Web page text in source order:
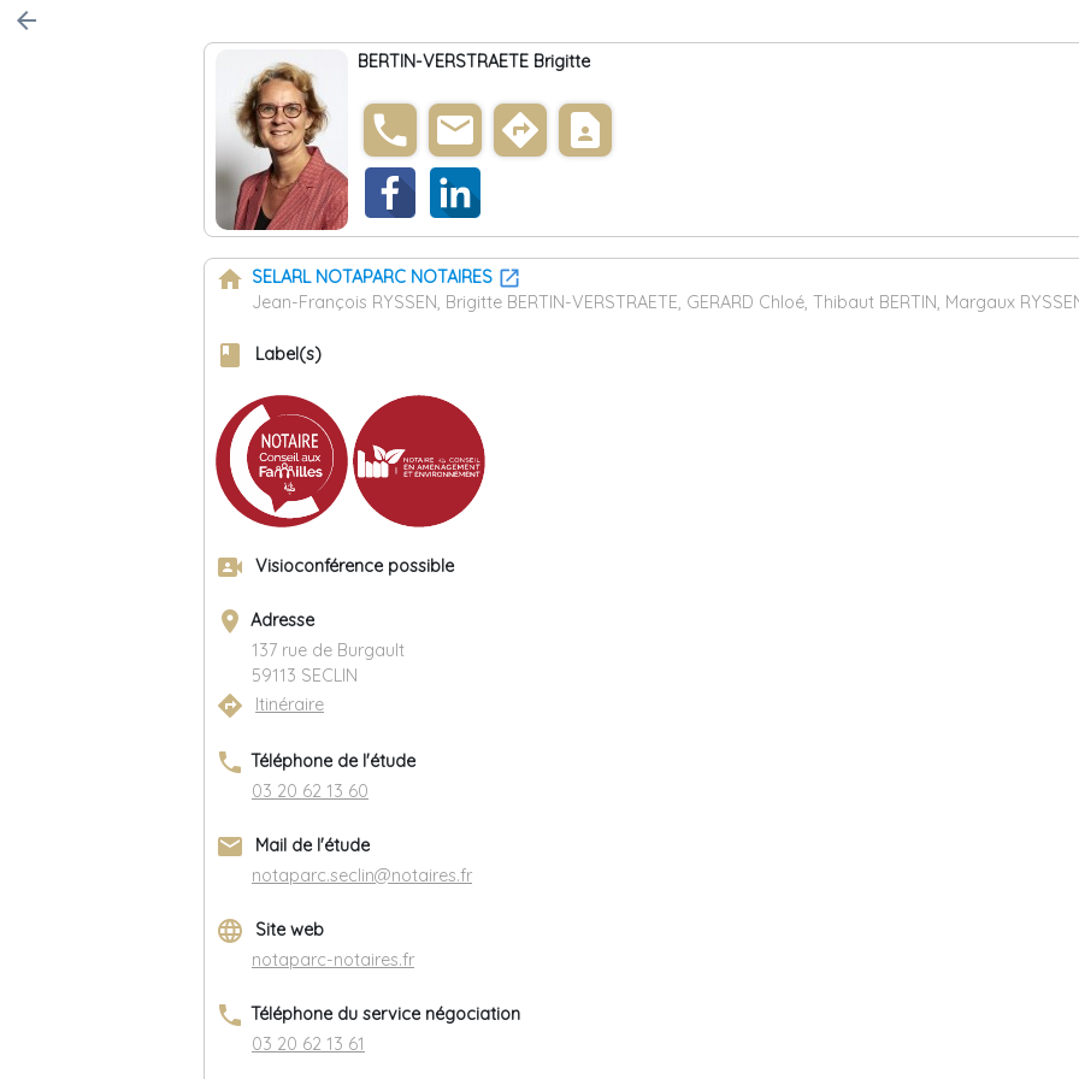
arrow_back
BERTIN-VERSTRAETE Brigitte
phone email directions contact_page
home SELARL NOTAPARC NOTAIRES
Jean-François RYSSEN, Brigitte BERTIN-VERSTRAETE, GERARD Chloé, Thibaut BERTIN, Margaux
book Label(s)
video_camera_front Visioconférence possible
place Adresse
137 rue de Burgault
59113 SECLIN
directions Itinéraire
phone Téléphone de l'étude
03 20 62 13 60
email
Mail de l'étude
notaparc.seclin@notaires.fr
language
Site web
notaparc-notaires.fr
phone Téléphone du service négociation
03 20 62 13 61